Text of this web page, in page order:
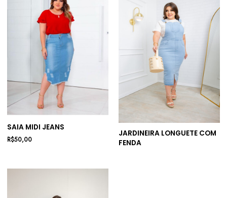
SAIA MIDI JEANS
R$50,00
JARDINEIRA LONGUETE COM
FENDA